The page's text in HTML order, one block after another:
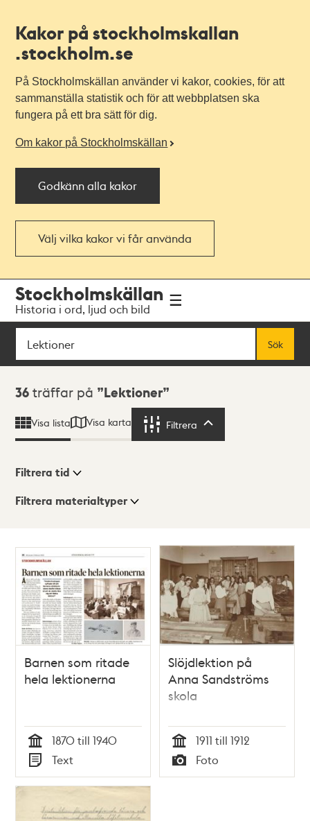
Kakor på stockholmskallan
.stockholm.se
På Stockholmskällan använder vi kakor, cookies, för att
sammanställa statistik och för att webbplatsen ska
fungera på ett bra sätt för dig.
Om kakor på Stockholmskällan
Godkänn alla kakor
Välj vilka kakor vi får använda
navigationen
huvudinnehållet
Stockholmskällan
Historia i ord, ljud och bild
Sök
Sök
Sökresultat
36 träffar på Lektioner
Visa lista Visa karta Filtrera
Visningsläge
Lista
Karta
Filtrera tid
Filtrera materialtyper
träffar
Barnen som ritade
hela lektionerna
Tid
1870 till 1940
Typ
Text
Slöjdlektion på
Anna Sandströms
skola
Tid
1911 till 1912
Typ
Foto